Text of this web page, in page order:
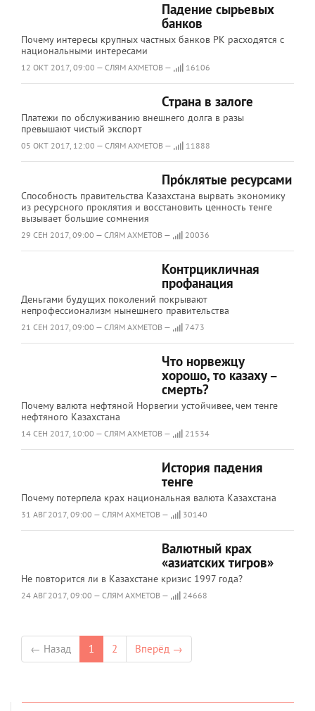
Падение сырьевых
банков
Почему интересы крупных частных банков РК расходятся с
национальными интересами
12 ОКТ 2017, 09:00 — СЛЯМ АХМЕТОВ — 16106
Страна в залоге
Платежи по обслуживанию внешнего долга в разы
превышают чистый экспорт
05 ОКТ 2017, 12:00 — СЛЯМ АХМЕТОВ — 11888
Про́клятые ресурсами
Способность правительства Казахстана вырвать экономику
из ресурсного проклятия и восстановить ценность тенге
вызывает большие сомнения
29 СЕН 2017, 09:00 — СЛЯМ АХМЕТОВ — 20036
Контрцикличная
профанация
Деньгами будущих поколений покрывают
непрофессионализм нынешнего правительства
21 СЕН 2017, 09:00 — СЛЯМ АХМЕТОВ — 7473
Что норвежцу
хорошо, то казаху –
смерть?
Почему валюта нефтяной Норвегии устойчивее, чем тенге
нефтяного Казахстана
14 СЕН 2017, 10:00 — СЛЯМ АХМЕТОВ — 21534
История падения
тенге
Почему потерпела крах национальная валюта Казахстана
31 АВГ 2017, 09:00 — СЛЯМ АХМЕТОВ — 30140
Валютный крах
«азиатских тигров»
Не повторится ли в Казахстане кризис 1997 года?
24 АВГ 2017, 09:00 — СЛЯМ АХМЕТОВ — 24668
← Назад 1 2 Вперёд →